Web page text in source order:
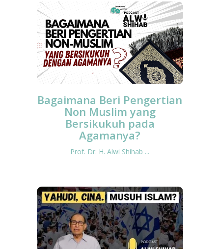
Bagaimana Beri Pengertian
Non Muslim yang
Bersikukuh pada
Agamanya?
Prof. Dr. H. Alwi Shihab ...